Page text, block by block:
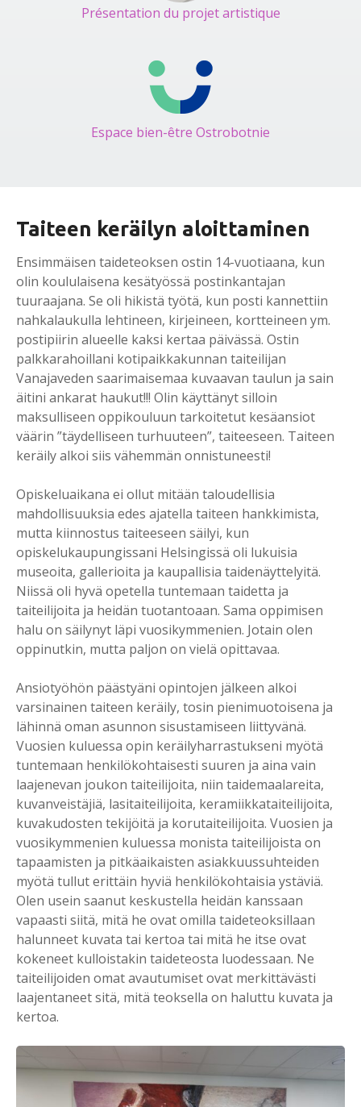
Présentation du projet artistique
Espace bien-être Ostrobotnie
Taiteen keräilyn aloittaminen
Ensimmäisen taideteoksen ostin 14-vuotiaana, kun
olin koululaisena kesätyössä postinkantajan
tuuraajana. Se oli hikistä työtä, kun posti kannettiin
nahkalaukulla lehtineen, kirjeineen, kortteineen ym.
postipiirin alueelle kaksi kertaa päivässä. Ostin
palkkarahoillani kotipaikkakunnan taiteilijan
Vanajaveden saarimaisemaa kuvaavan taulun ja sain
äitini ankarat haukut!!! Olin käyttänyt silloin
maksulliseen oppikouluun tarkoitetut kesäansiot
väärin ”täydelliseen turhuuteen”, taiteeseen. Taiteen
keräily alkoi siis vähemmän onnistuneesti!
Opiskeluaikana ei ollut mitään taloudellisia
mahdollisuuksia edes ajatella taiteen hankkimista,
mutta kiinnostus taiteeseen säilyi, kun
opiskelukaupungissani Helsingissä oli lukuisia
museoita, gallerioita ja kaupallisia taidenäyttelyitä.
Niissä oli hyvä opetella tuntemaan taidetta ja
taiteilijoita ja heidän tuotantoaan. Sama oppimisen
halu on säilynyt läpi vuosikymmenien. Jotain olen
oppinutkin, mutta paljon on vielä opittavaa.
Ansiotyöhön päästyäni opintojen jälkeen alkoi
varsinainen taiteen keräily, tosin pienimuotoisena ja
lähinnä oman asunnon sisustamiseen liittyvänä.
Vuosien kuluessa opin keräilyharrastukseni myötä
tuntemaan henkilökohtaisesti suuren ja aina vain
laajenevan joukon taiteilijoita, niin taidemaalareita,
kuvanveistäjiä, lasitaiteilijoita, keramiikkataiteilijoita,
kuvakudosten tekijöitä ja korutaiteilijoita. Vuosien ja
vuosikymmenien kuluessa monista taiteilijoista on
tapaamisten ja pitkäaikaisten asiakkuussuhteiden
myötä tullut erittäin hyviä henkilökohtaisia ystäviä.
Olen usein saanut keskustella heidän kanssaan
vapaasti siitä, mitä he ovat omilla taideteoksillaan
halunneet kuvata tai kertoa tai mitä he itse ovat
kokeneet kulloistakin taideteosta luodessaan. Ne
taiteilijoiden omat avautumiset ovat merkittävästi
laajentaneet sitä, mitä teoksella on haluttu kuvata ja
kertoa.